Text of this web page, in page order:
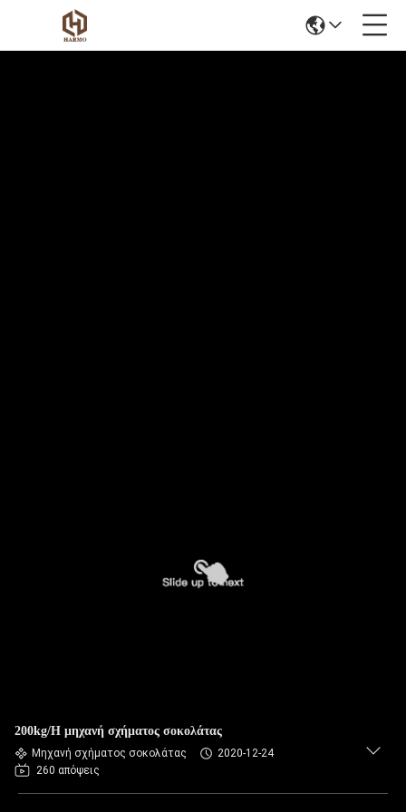
200kg/H μηχανή σχήματος σοκολάτας
Μηχανή σχήματος σοκολάτας
2020-12-24
260 απόψεις